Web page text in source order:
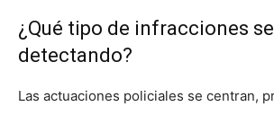
¿Qué tipo de infracciones
detectando?
Las actuaciones policiales se centran,